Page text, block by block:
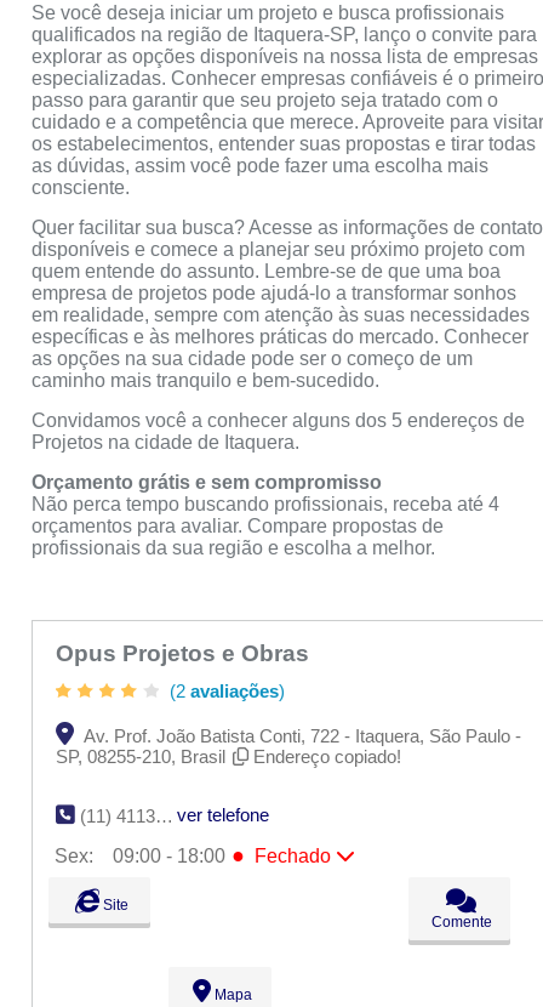
Se você deseja iniciar um projeto e busca profissionais
qualificados na região de Itaquera-SP, lanço o convite para
explorar as opções disponíveis na nossa lista de empresas
especializadas. Conhecer empresas confiáveis é o
passo para garantir que seu projeto seja tratado com o
cuidado e a competência que merece. Aproveite para
os estabelecimentos, entender suas propostas e tirar todas
as dúvidas, assim você pode fazer uma escolha mais
consciente.
Quer facilitar sua busca? Acesse as informações de contato
disponíveis e comece a planejar seu próximo projeto com
quem entende do assunto. Lembre-se de que uma boa
empresa de projetos pode ajudá-lo a transformar sonhos
em realidade, sempre com atenção às suas necessidades
específicas e às melhores práticas do mercado. Conhecer
as opções na sua cidade pode ser o começo de um
caminho mais tranquilo e bem-sucedido.
Convidamos você a conhecer alguns dos 5 endereços de
Projetos na cidade de Itaquera.
Orçamento grátis e sem compromisso
Não perca tempo buscando profissionais, receba até 4
orçamentos para avaliar. Compare propostas de
profissionais da sua região e escolha a melhor.
Opus Projetos e Obras
(2 avaliações)
Av. Prof. João Batista Conti, 722 - Itaquera, São Paulo -
SP, 08255-210, Brasil
Endereço copiado!
(11) 4113-8104
ver telefone
Sex:
09:00 - 18:00 ● Fechado
Seg:
Ter:
Qua:
09:00 - 18:00
09:00 - 18:00
Fechado
Site
Comente
Mapa